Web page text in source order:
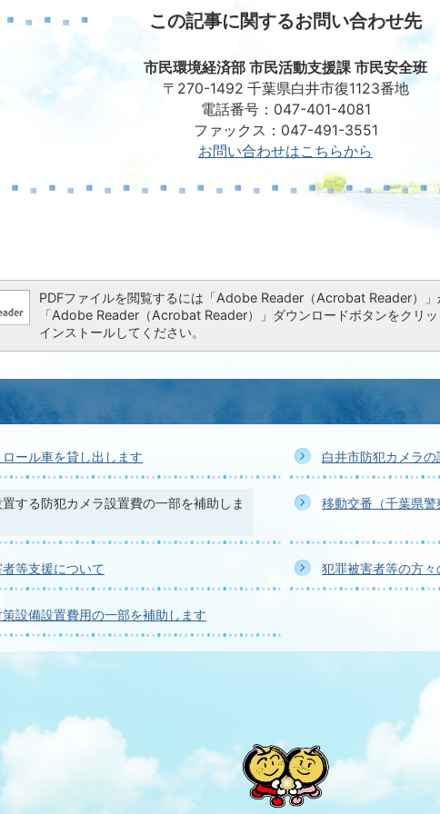
この記事に関するお問い合わせ先
市民環境経済部 市民活動支援課 市民安全班
〒270-1492 千葉県白井市復1123番地
電話番号：047-401-4081
ファックス：047-491-3551
お問い合わせはこちらから
PDFファイルを閲覧するには「Adobe Reader（Acrobat Reader）
「Adobe Reader（Acrobat Reader）」ダウンロードボタンをクリッ
インストールしてください。
ール車を貸し出します 白井市防犯カメラ
する防犯カメラ設置費の一部を補助しま 移動交番（千葉県警
等支援について 犯罪被害者等の方々
設備設置費用の一部を補助します